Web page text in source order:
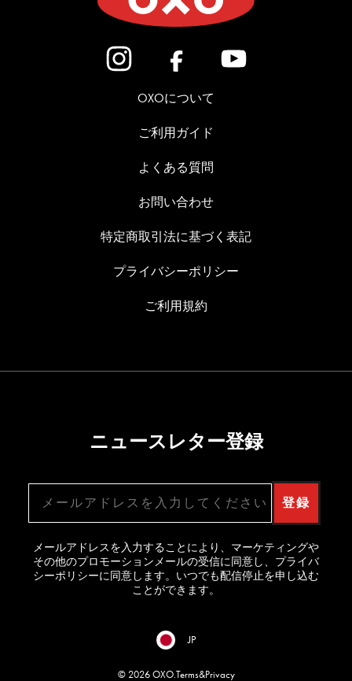
OXOについて
ご利用ガイド
よくある質問
お問い合わせ
特定商取引法に基づく表記
プライバシーポリシー
ご利用規約
ニュースレター登録
登録
メールアドレスを入力することにより、マーケティングや
その他のプロモーションメールの受信に同意し、プライバ
シーポリシーに同意します。いつでも配信停止を申し込む
ことができます。
JP
© 2026 OXO. Terms&Privacy